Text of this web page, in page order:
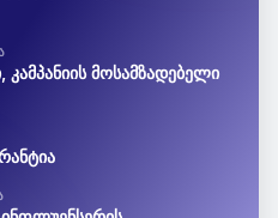
კამპანიის მოსამზადებელი